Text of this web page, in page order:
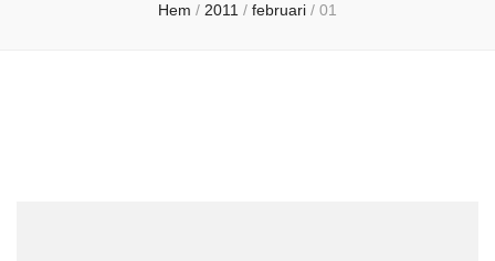
Hem / 2011 / februari / 01